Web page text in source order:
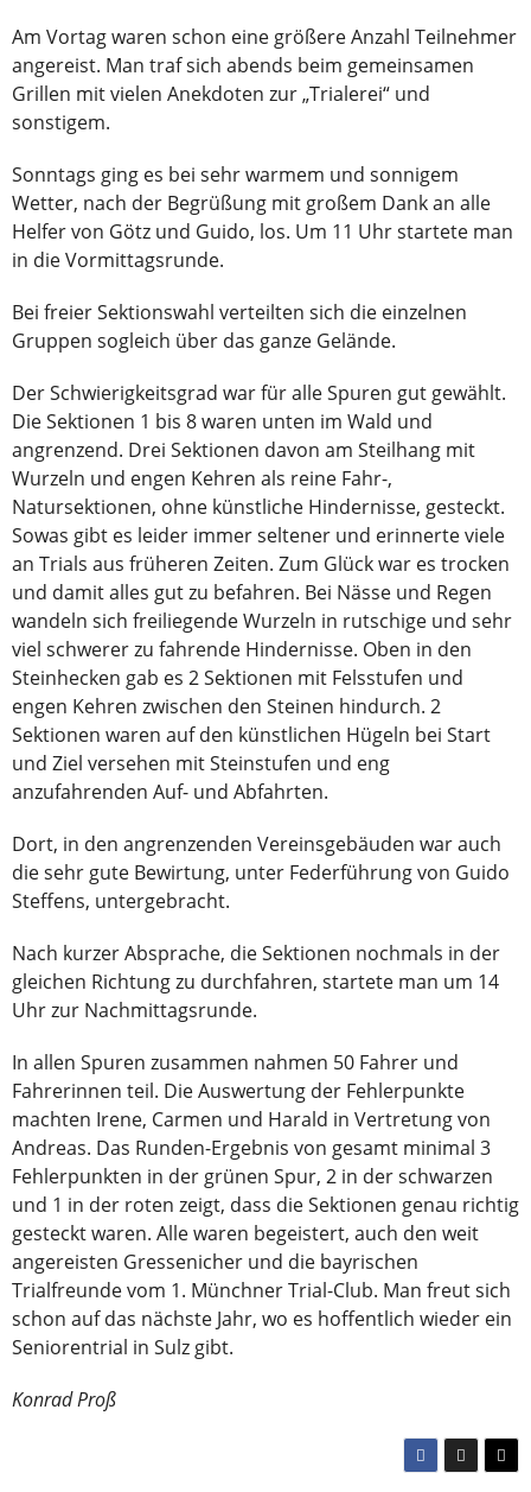
Am Vortag waren schon eine größere Anzahl Teilnehmer
angereist. Man traf sich abends beim gemeinsamen
Grillen mit vielen Anekdoten zur „Trialerei“ und
sonstigem.
Sonntags ging es bei sehr warmem und sonnigem
Wetter, nach der Begrüßung mit großem Dank an alle
Helfer von Götz und Guido, los. Um 11 Uhr startete man
in die Vormittagsrunde.
Bei freier Sektionswahl verteilten sich die einzelnen
Gruppen sogleich über das ganze Gelände.
Der Schwierigkeitsgrad war für alle Spuren gut gewählt.
Die Sektionen 1 bis 8 waren unten im Wald und
angrenzend. Drei Sektionen davon am Steilhang mit
Wurzeln und engen Kehren als reine Fahr-,
Natursektionen, ohne künstliche Hindernisse, gesteckt.
Sowas gibt es leider immer seltener und erinnerte viele
an Trials aus früheren Zeiten. Zum Glück war es trocken
und damit alles gut zu befahren. Bei Nässe und Regen
wandeln sich freiliegende Wurzeln in rutschige und sehr
viel schwerer zu fahrende Hindernisse. Oben in den
Steinhecken gab es 2 Sektionen mit Felsstufen und
engen Kehren zwischen den Steinen hindurch. 2
Sektionen waren auf den künstlichen Hügeln bei Start
und Ziel versehen mit Steinstufen und eng
anzufahrenden Auf- und Abfahrten.
Dort, in den angrenzenden Vereinsgebäuden war auch
die sehr gute Bewirtung, unter Federführung von Guido
Steffens, untergebracht.
Nach kurzer Absprache, die Sektionen nochmals in der
gleichen Richtung zu durchfahren, startete man um 14
Uhr zur Nachmittagsrunde.
In allen Spuren zusammen nahmen 50 Fahrer und
Fahrerinnen teil. Die Auswertung der Fehlerpunkte
machten Irene, Carmen und Harald in Vertretung von
Andreas. Das Runden-Ergebnis von gesamt minimal 3
Fehlerpunkten in der grünen Spur, 2 in der schwarzen
und 1 in der roten zeigt, dass die Sektionen genau richtig
gesteckt waren. Alle waren begeistert, auch den weit
angereisten Gressenicher und die bayrischen
Trialfreunde vom 1. Münchner Trial-Club. Man freut sich
schon auf das nächste Jahr, wo es hoffentlich wieder ein
Seniorentrial in Sulz gibt.
Konrad Proß